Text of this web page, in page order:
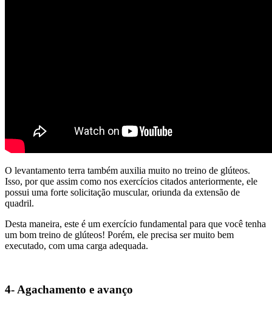
O levantamento terra também auxilia muito no treino de glúteos.
Isso, por que assim como nos exercícios citados anteriormente, ele
possui uma forte solicitação muscular, oriunda da extensão de
quadril.
Desta maneira, este é um exercício fundamental para que você tenha
um bom treino de glúteos! Porém, ele precisa ser muito bem
executado, com uma carga adequada.
4- Agachamento e avanço